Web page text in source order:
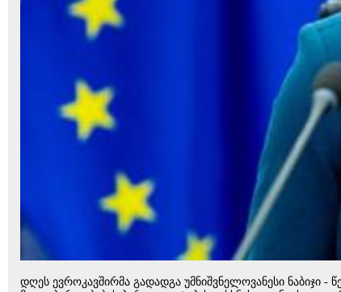
დღეს ევროკავშირმა გადადგა უმნიშვნელოვანესი ნაბიჯი -